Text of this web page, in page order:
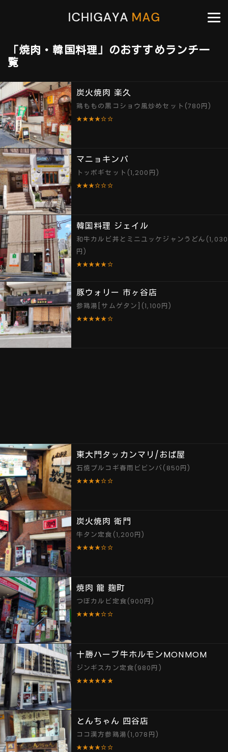
「焼肉・韓国料理」のおすすめランチ一
覧
炭火焼肉 楽久
鶏ももの黒コショウ風炒めセット(780円)
★★★★☆☆
マニョキンパ
トッポギセット(1,200円)
★★★☆☆☆
韓国料理 ジェイル
和牛カルビ丼とミニユッケジャンうどん(1,030
円)
★★★★★☆
豚ウォリー 市ヶ谷店
参鶏湯[サムゲタン](1,100円)
★★★★★☆
東大門タッカンマリ/おぱ屋
石焼プルコギ春雨ビビンバ(850円)
★★★★☆☆
炭火焼肉 衛門
牛タン定食(1,200円)
★★★★☆☆
焼肉 龍 麹町
つぼカルビ定食(900円)
★★★★☆☆
十勝ハーブ牛ホルモンMONMOM
ジンギスカン定食(980円)
★★★★★★
とんちゃん 四谷店
ココ漢方参鶏湯(1,078円)
★★★★☆☆